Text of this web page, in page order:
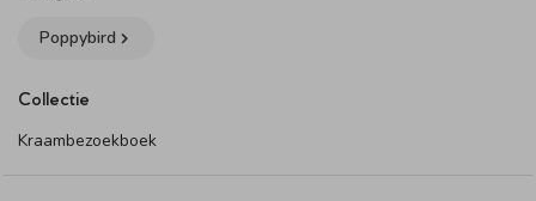
tekst. Het plaatsen van tekst op de rug van het boek wordt
- Binnenwerk: 60 bedrukte pagina’s met vragen om in te
Poppybird
Collectie
Kraambezoekboek